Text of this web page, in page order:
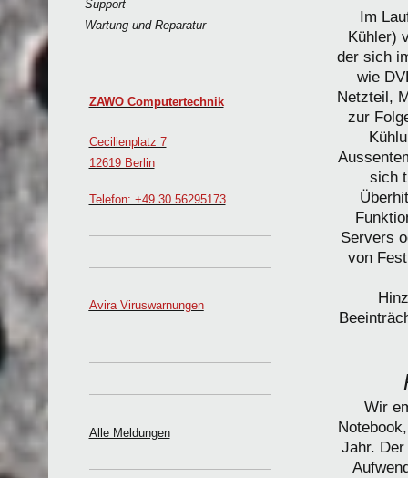
Im
Kühler)
der sich
wie
Netzteil,
zur
sich
Servers
von
Wir
Jahr.
Support
Wartung und Reparatur
ZAWO Computertechnik
Cecilienplatz 7
12619 Berlin
Telefon: +49 30 56295173
Avira Viruswarnungen
Alle Meldungen